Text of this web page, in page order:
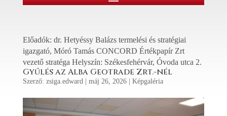
Gyűlés az Alba Geotrade Zrt.-nél
Szerző: zsiga.edward máj 26, 2026| Képgaléria
Előadók: dr. Hetyéssy Balázs termelési és stratégiai
igazgató, Móró Tamás CONCORD Értékpapír Zrt
vezető stratéga Helyszín: Székesfehérvár, Óvoda utca 2.